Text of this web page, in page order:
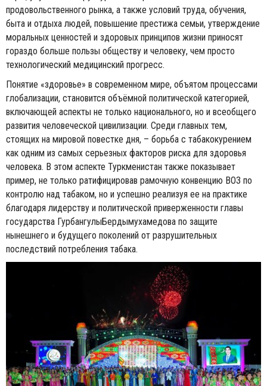
продовольственного рынка, а также условий труда, обучения,
быта и отдыха людей, повышение престижа семьи, утверждение
моральных ценностей и здоровых принципов жизни приносят
гораздо больше пользы обществу и человеку, чем просто
технологический медицинский прогресс.
Понятие «здоровье» в современном мире, объятом процессами
глобализации, становится объёмной политической категорией,
включающей аспекты не только национального, но и всеобщего
развития человеческой цивилизации. Среди главных тем,
стоящих на мировой повестке дня, – борьба с табакокурением
как одним из самых серьезных факторов риска для здоровья
человека. В этом аспекте Туркменистан также показывает
пример, не только ратифицировав рамочную конвенцию ВОЗ по
контролю над табаком, но и успешно реализуя ее на практике
благодаря лидерству и политической приверженности главы
государства ГурбангулыБердымухамедова по защите
нынешнего и будущего поколений от разрушительных
последствий потребления табака.